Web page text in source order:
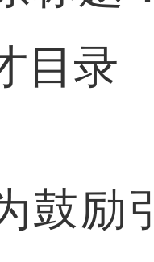
目录
励引